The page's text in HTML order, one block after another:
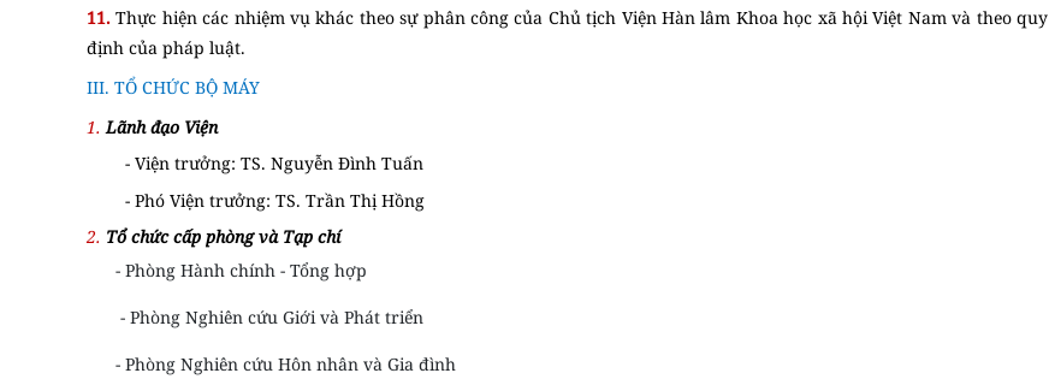
11. Thực hiện các nhiệm vụ khác theo sự phân công của Chủ tịch Viện Hàn lâm Khoa học xã hội Việt Nam và theo quy
định của pháp luật.
III. TỔ CHỨC BỘ MÁY
1. Lãnh đạo Viện
- Viện trưởng: TS. Nguyễn Đình Tuấn
- Phó Viện trưởng: TS. Trần Thị Hồng
2. Tổ chức cấp phòng và Tạp chí
- Phòng Hành chính - Tổng hợp
- Phòng Nghiên cứu Giới và Phát triển
- Phòng Nghiên cứu Hôn nhân và Gia đình